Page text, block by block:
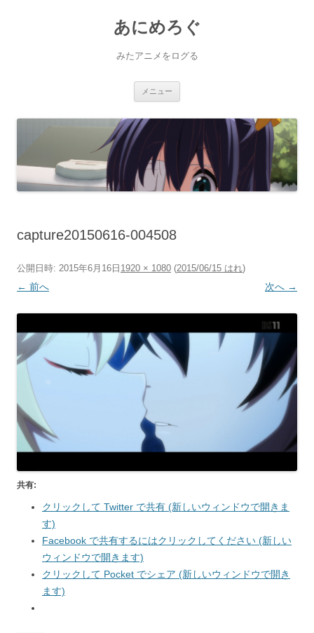
あにめろぐ
みたアニメをログる
メニュー
ッ
プ
capture20150616-004508
公開日時: 2015年6月16日 1920 × 1080 (2015/06/15 はれ)
← 前へ 次へ →
共有:
クリックして Twitter で共有 (新しいウィンドウで開きま
す)
Facebook で共有するにはクリックしてください (新しい
ウィンドウで開きます)
クリックして Pocket でシェア (新しいウィンドウで開き
ます)